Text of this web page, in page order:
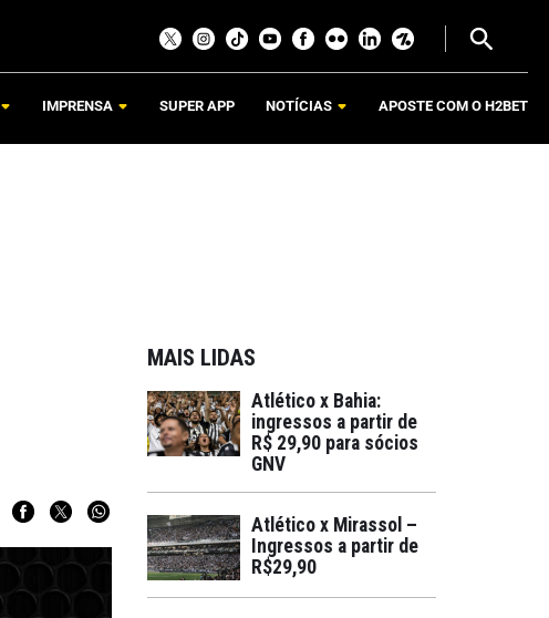
IMPRENSA SUPER APP NOTÍCIAS APOSTE COM O H2BET
MAIS LIDAS
Atlético x Bahia:
ingressos a partir de
R$ 29,90 para sócios
GNV
Atlético x Mirassol –
Ingressos a partir de
R$29,90